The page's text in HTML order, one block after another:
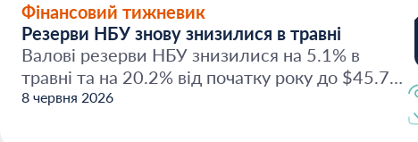
Фінансовий тижневик
Резерви НБУ знову знизилися в травні
Валові резерви НБУ знизилися на 5.1% в
травні та на 20.2% від початку року до $45.7
млрд. За оцінкам...
8 червня 2026